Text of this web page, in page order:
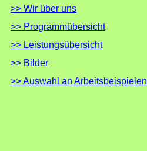
>> Wir über uns
>> Programmübersicht
>> Leistungsübersicht
>> Bilder
>> Auswahl an Arbeitsbeispielen